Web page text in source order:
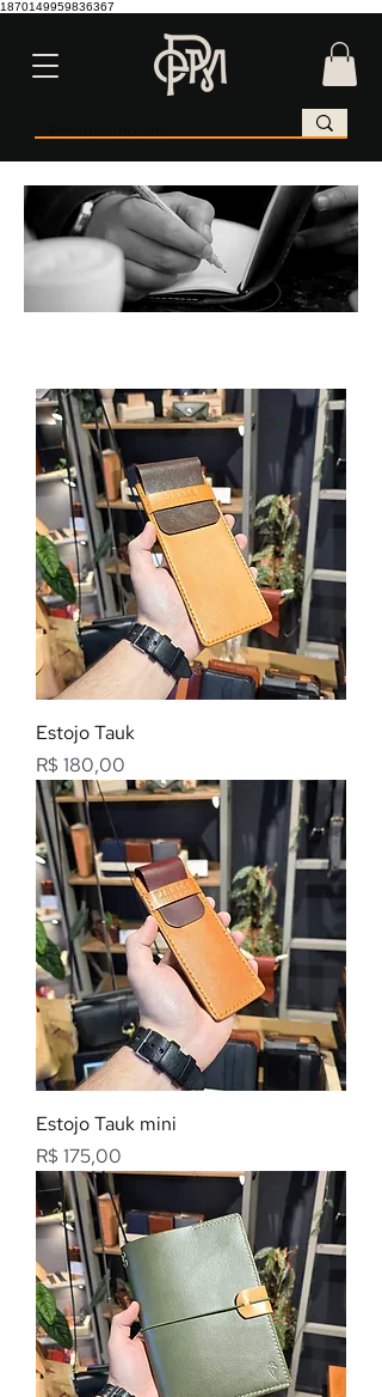
1870149959836367
Estojo Tauk
Preço
R$ 180,00
Estojo Tauk mini
Preço
R$ 175,00